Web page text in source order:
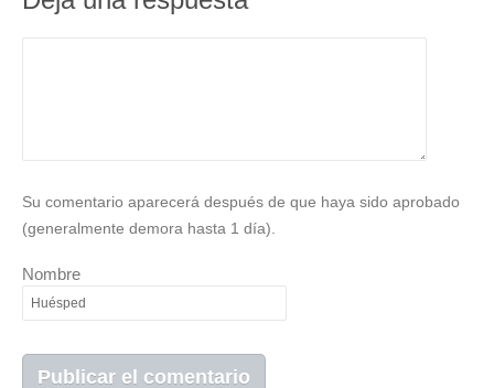
Su comentario aparecerá después de que haya sido aprobado
(generalmente demora hasta 1 día).
Nombre